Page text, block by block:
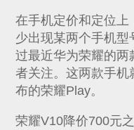
在手机定价和定位
少出现某两个手机
过最近华为荣耀的
者关注。这两款手
布的荣耀Play。
荣耀V10降价700元